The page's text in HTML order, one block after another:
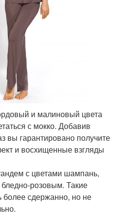
и малиновый цвета
с мокко. Добавив
вы гарантировано получите
и восхищенные взгляды
с цветами шампань,
розовым. Такие
более сдержанно, но не